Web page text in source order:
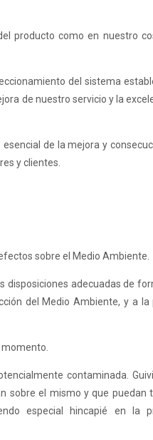
producto como en nuestro
del sistema
de nuestro servicio y la
de la mejora y
y clientes.
sobre el Medio Ambiente.
disposiciones adecuadas de
del Medio Ambiente, y a la
contaminada.
sobre el mismo y que puedan
especial hincapié en la